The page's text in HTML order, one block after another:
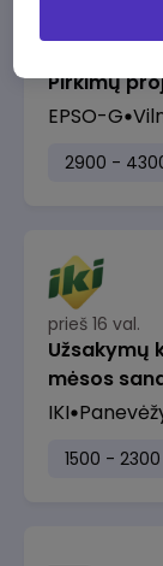
Pirkimų
EPSO-G
2900 -
prieš 16 val.
Užsakymų
mėsos
IKI
1500 -